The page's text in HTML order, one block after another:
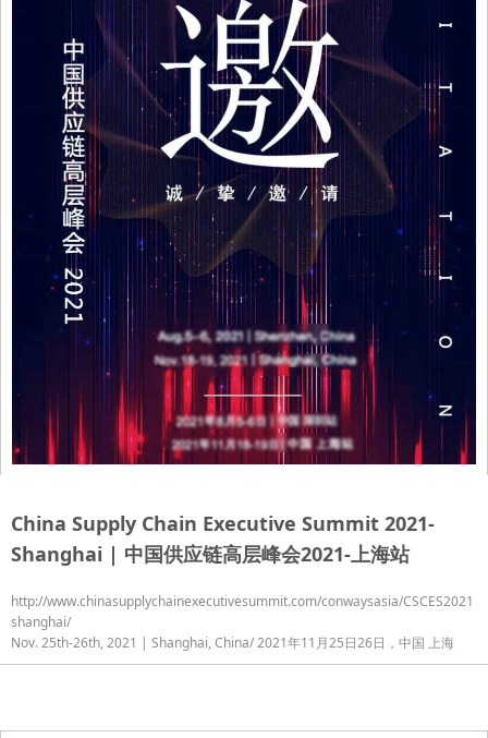
China Supply Chain Executive Summit 2021-
Shanghai | 中国供应链高层峰会2021-上海站
http://www.chinasupplychainexecutivesummit.com/conwaysasia/CSCES2021
shanghai/
Nov. 25th-26th, 2021 | Shanghai, China/ 2021年11月25日26日，中国 上海